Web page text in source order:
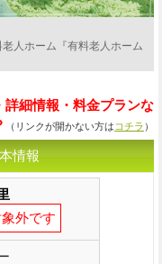
人ホーム『有料老人ホーム
詳細情報・料金プランな
（リンクが開かない方は コチラ ）
情報
外です